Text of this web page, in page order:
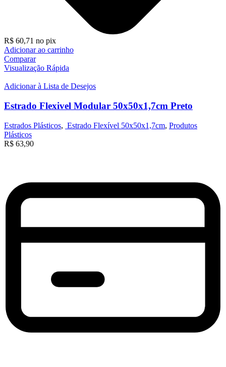
R$ 60,71 no pix
Adicionar ao carrinho
Comparar
Visualização Rápida
Adicionar à Lista de Desejos
Estrado Flexivel Modular 50x50x1,7cm Preto
Estrados Plásticos, Estrado Flexível 50x50x1,7cm, Produtos
Plásticos
R$ 63,90